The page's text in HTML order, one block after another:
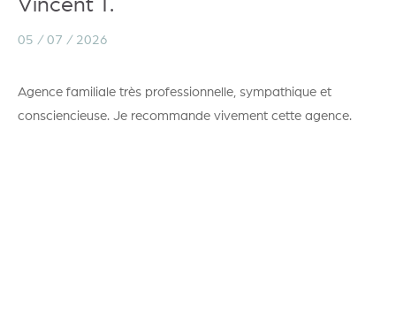
Vincent T.
05 / 07 / 2026
Agence familiale très professionnelle, sympathique et
consciencieuse. Je recommande vivement cette agence.